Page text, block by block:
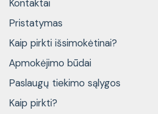
Kontaktai
Pristatymas
Kaip pirkti išsimokėtinai?
Apmokėjimo būdai
Paslaugų tiekimo sąlygos
Kaip pirkti?